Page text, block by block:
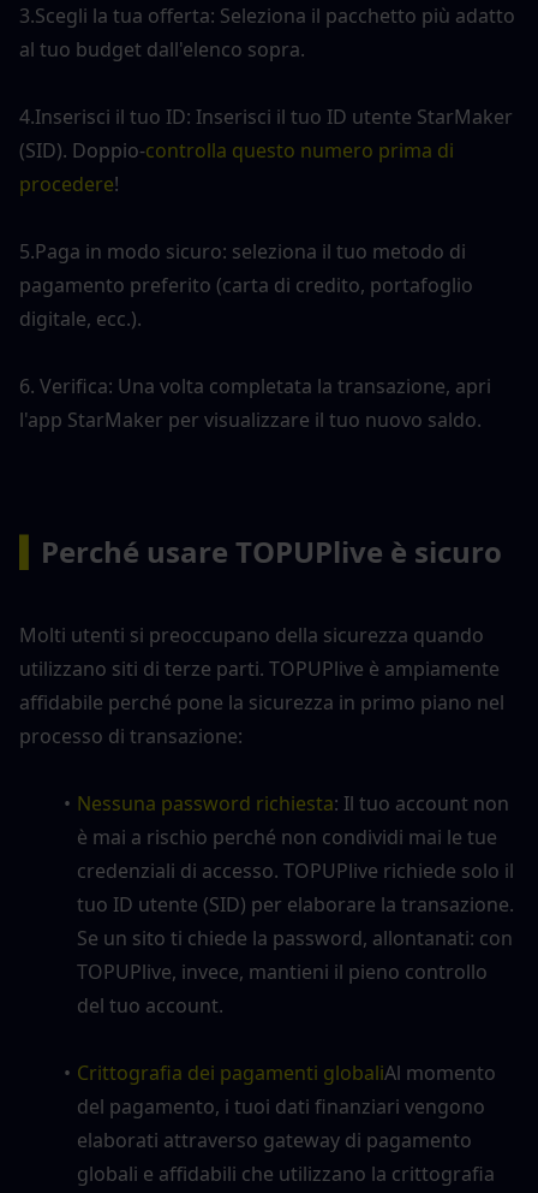
3.Scegli la tua offerta: Seleziona il pacchetto più adatto
al tuo budget dall'elenco sopra.
4.Inserisci il tuo ID: Inserisci il tuo ID utente StarMaker
(SID). Doppio-controlla questo numero prima di
procedere!
5.Paga in modo sicuro: seleziona il tuo metodo di
pagamento preferito (carta di credito, portafoglio
digitale, ecc.).
6. Verifica: Una volta completata la transazione, apri
l'app StarMaker per visualizzare il tuo nuovo saldo.
Perché usare TOPUPlive è sicuro
Molti utenti si preoccupano della sicurezza quando
utilizzano siti di terze parti. TOPUPlive è ampiamente
affidabile perché pone la sicurezza in primo piano nel
processo di transazione:
Nessuna password richiesta: Il tuo account non
è mai a rischio perché non condividi mai le tue
credenziali di accesso. TOPUPlive richiede solo il
tuo ID utente (SID) per elaborare la transazione.
Se un sito ti chiede la password, allontanati: con
TOPUPlive, invece, mantieni il pieno controllo
del tuo account.
Crittografia dei pagamenti globaliAl momento
del pagamento, i tuoi dati finanziari vengono
elaborati attraverso gateway di pagamento
globali e affidabili che utilizzano la crittografia